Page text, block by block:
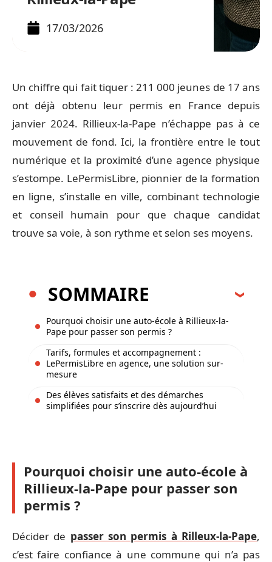
17/03/2026
Un chiffre qui fait tiquer : 211 000 jeunes de 17 ans
ont déjà obtenu leur permis en France depuis
janvier 2024. Rillieux-la-Pape n’échappe pas à ce
mouvement de fond. Ici, la frontière entre le tout
numérique et la proximité d’une agence physique
s’estompe. LePermisLibre, pionnier de la formation
en ligne, s’installe en ville, combinant technologie
et conseil humain pour que chaque candidat
trouve sa voie, à son rythme et selon ses moyens.
SOMMAIRE
Pourquoi choisir une auto-école à Rillieux-la-
Pape pour passer son permis ?
Tarifs, formules et accompagnement :
LePermisLibre en agence, une solution sur-
mesure
Des élèves satisfaits et des démarches
simplifiées pour s’inscrire dès aujourd’hui
Pourquoi choisir une auto-école à
Rillieux-la-Pape pour passer son
permis ?
Décider de passer son permis à Rilleux-la-Pape,
c’est faire confiance à une commune qui n’a pas